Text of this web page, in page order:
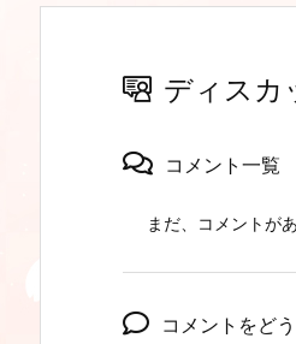
ディスカ
コメント一覧
まだ、コメントが
コメントをど